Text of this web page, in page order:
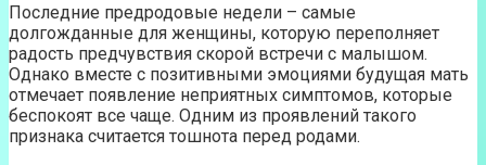
Последние предродовые недели – самые
долгожданные для женщины, которую переполняет
радость предчувствия скорой встречи с малышом.
Однако вместе с позитивными эмоциями будущая мать
отмечает появление неприятных симптомов, которые
беспокоят все чаще. Одним из проявлений такого
признака считается тошнота перед родами.